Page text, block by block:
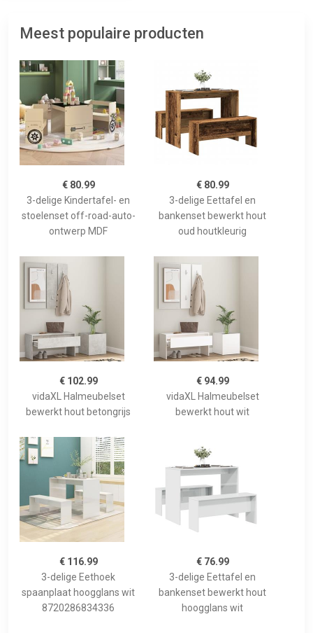
Meest populaire producten
€ 80.99
3-delige Kindertafel- en
stoelenset off-road-auto-
ontwerp MDF
€ 80.99
3-delige Eettafel en
bankenset bewerkt hout
oud houtkleurig
€ 102.99
vidaXL Halmeubelset
bewerkt hout betongrijs
€ 94.99
vidaXL Halmeubelset
bewerkt hout wit
€ 116.99
3-delige Eethoek
spaanplaat hoogglans wit
8720286834336
€ 76.99
3-delige Eettafel en
bankenset bewerkt hout
hoogglans wit